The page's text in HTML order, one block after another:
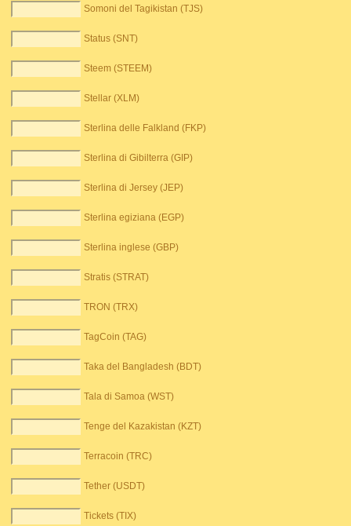
Somoni del Tagikistan (TJS)
Status (SNT)
Steem (STEEM)
Stellar (XLM)
Sterlina delle Falkland (FKP)
Sterlina di Gibilterra (GIP)
Sterlina di Jersey (JEP)
Sterlina egiziana (EGP)
Sterlina inglese (GBP)
Stratis (STRAT)
TRON (TRX)
TagCoin (TAG)
Taka del Bangladesh (BDT)
Tala di Samoa (WST)
Tenge del Kazakistan (KZT)
Terracoin (TRC)
Tether (USDT)
Tickets (TIX)